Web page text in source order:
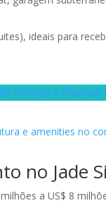
ideais para
Preços e Plantas
no Jade
a US$ 8